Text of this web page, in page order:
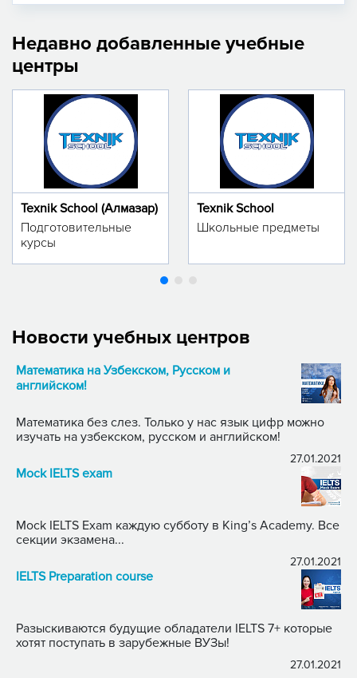
Недавно добавленные учебные
центры
Texnik School (Алмазар)
Подготовительные
курсы
Texnik School
Школьные предметы
Новости учебных центров
Математика на Узбекском, Русском и
английском!
Математика без слез. Только у нас язык цифр можно
изучать на узбекском, русском и английском!
27.01.2021
Mock IELTS exam
Mock IELTS Exam каждую субботу в King’s Academy. Все
секции экзамена...
27.01.2021
IELTS Preparation course
Разыскиваются будущие обладатели IELTS 7+ которые
хотят поступать в зарубежные ВУЗы!
27.01.2021